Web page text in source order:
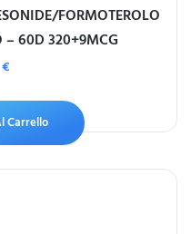
FORMOTEROLO
– 60D 320+9MCG
€
Carrello